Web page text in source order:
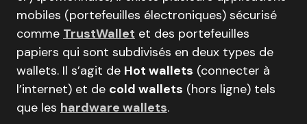
mobiles (portefeuilles électroniques) sécurisé
comme TrustWallet et des portefeuilles
papiers qui sont subdivisés en deux types de
wallets. Il s’agit de Hot wallets (connecter à
l’internet) et de cold wallets (hors ligne) tels
que les hardware wallets.